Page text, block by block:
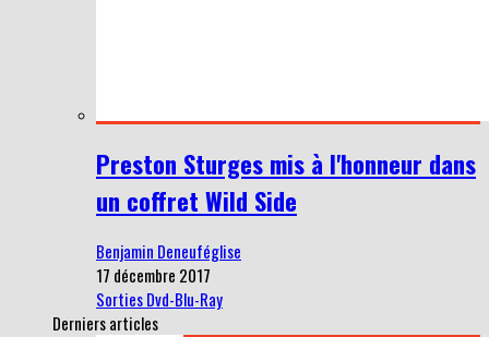
Preston Sturges mis à l'honneur dans
un coffret Wild Side
Benjamin Deneuféglise
17 décembre 2017
Sorties Dvd-Blu-Ray
Derniers articles